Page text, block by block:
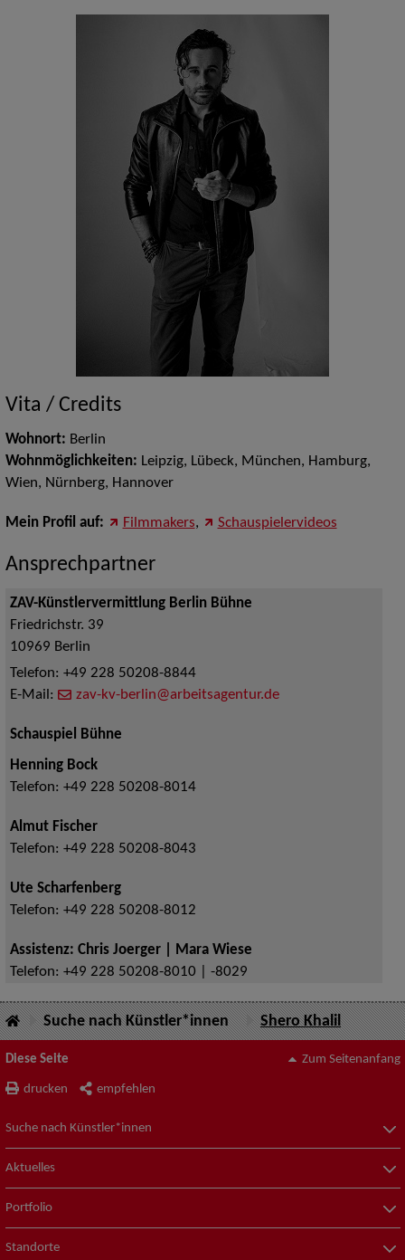
Vita / Credits
Wohnort: Berlin
Wohnmöglichkeiten: Leipzig, Lübeck, München, Hamburg,
Wien, Nürnberg, Hannover
Mein Profil auf: Filmmakers, Schauspielervideos
Ansprechpartner
ZAV-Künstlervermittlung Berlin Bühne
Friedrichstr. 39
10969 Berlin
Telefon: +49 228 50208-8844
E-Mail:
zav-kv-berlin@arbeitsagentur.de
Schauspiel Bühne
Henning Bock
Telefon: +49 228 50208-8014
Almut Fischer
Telefon: +49 228 50208-8043
Ute Scharfenberg
Telefon: +49 228 50208-8012
Assistenz: Chris Joerger | Mara Wiese
Telefon: +49 228 50208-8010 | -8029
Suche nach Künstler*innen Shero Khalil
Diese Seite
drucken empfehlen
Zum Seitenanfang
Suche nach Künstler*innen
Aktuelles
Portfolio
Standorte